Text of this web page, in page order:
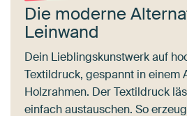
Die moderne
Leinwand
Dein Lieblingskunstwerk auf
Textildruck, gespannt in einem
Holzrahmen. Der Textildruck
einfach austauschen. So